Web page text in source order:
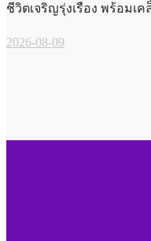
ชีวิตเจริญรุ่งเรือง พร้อมเ
2026-08-09